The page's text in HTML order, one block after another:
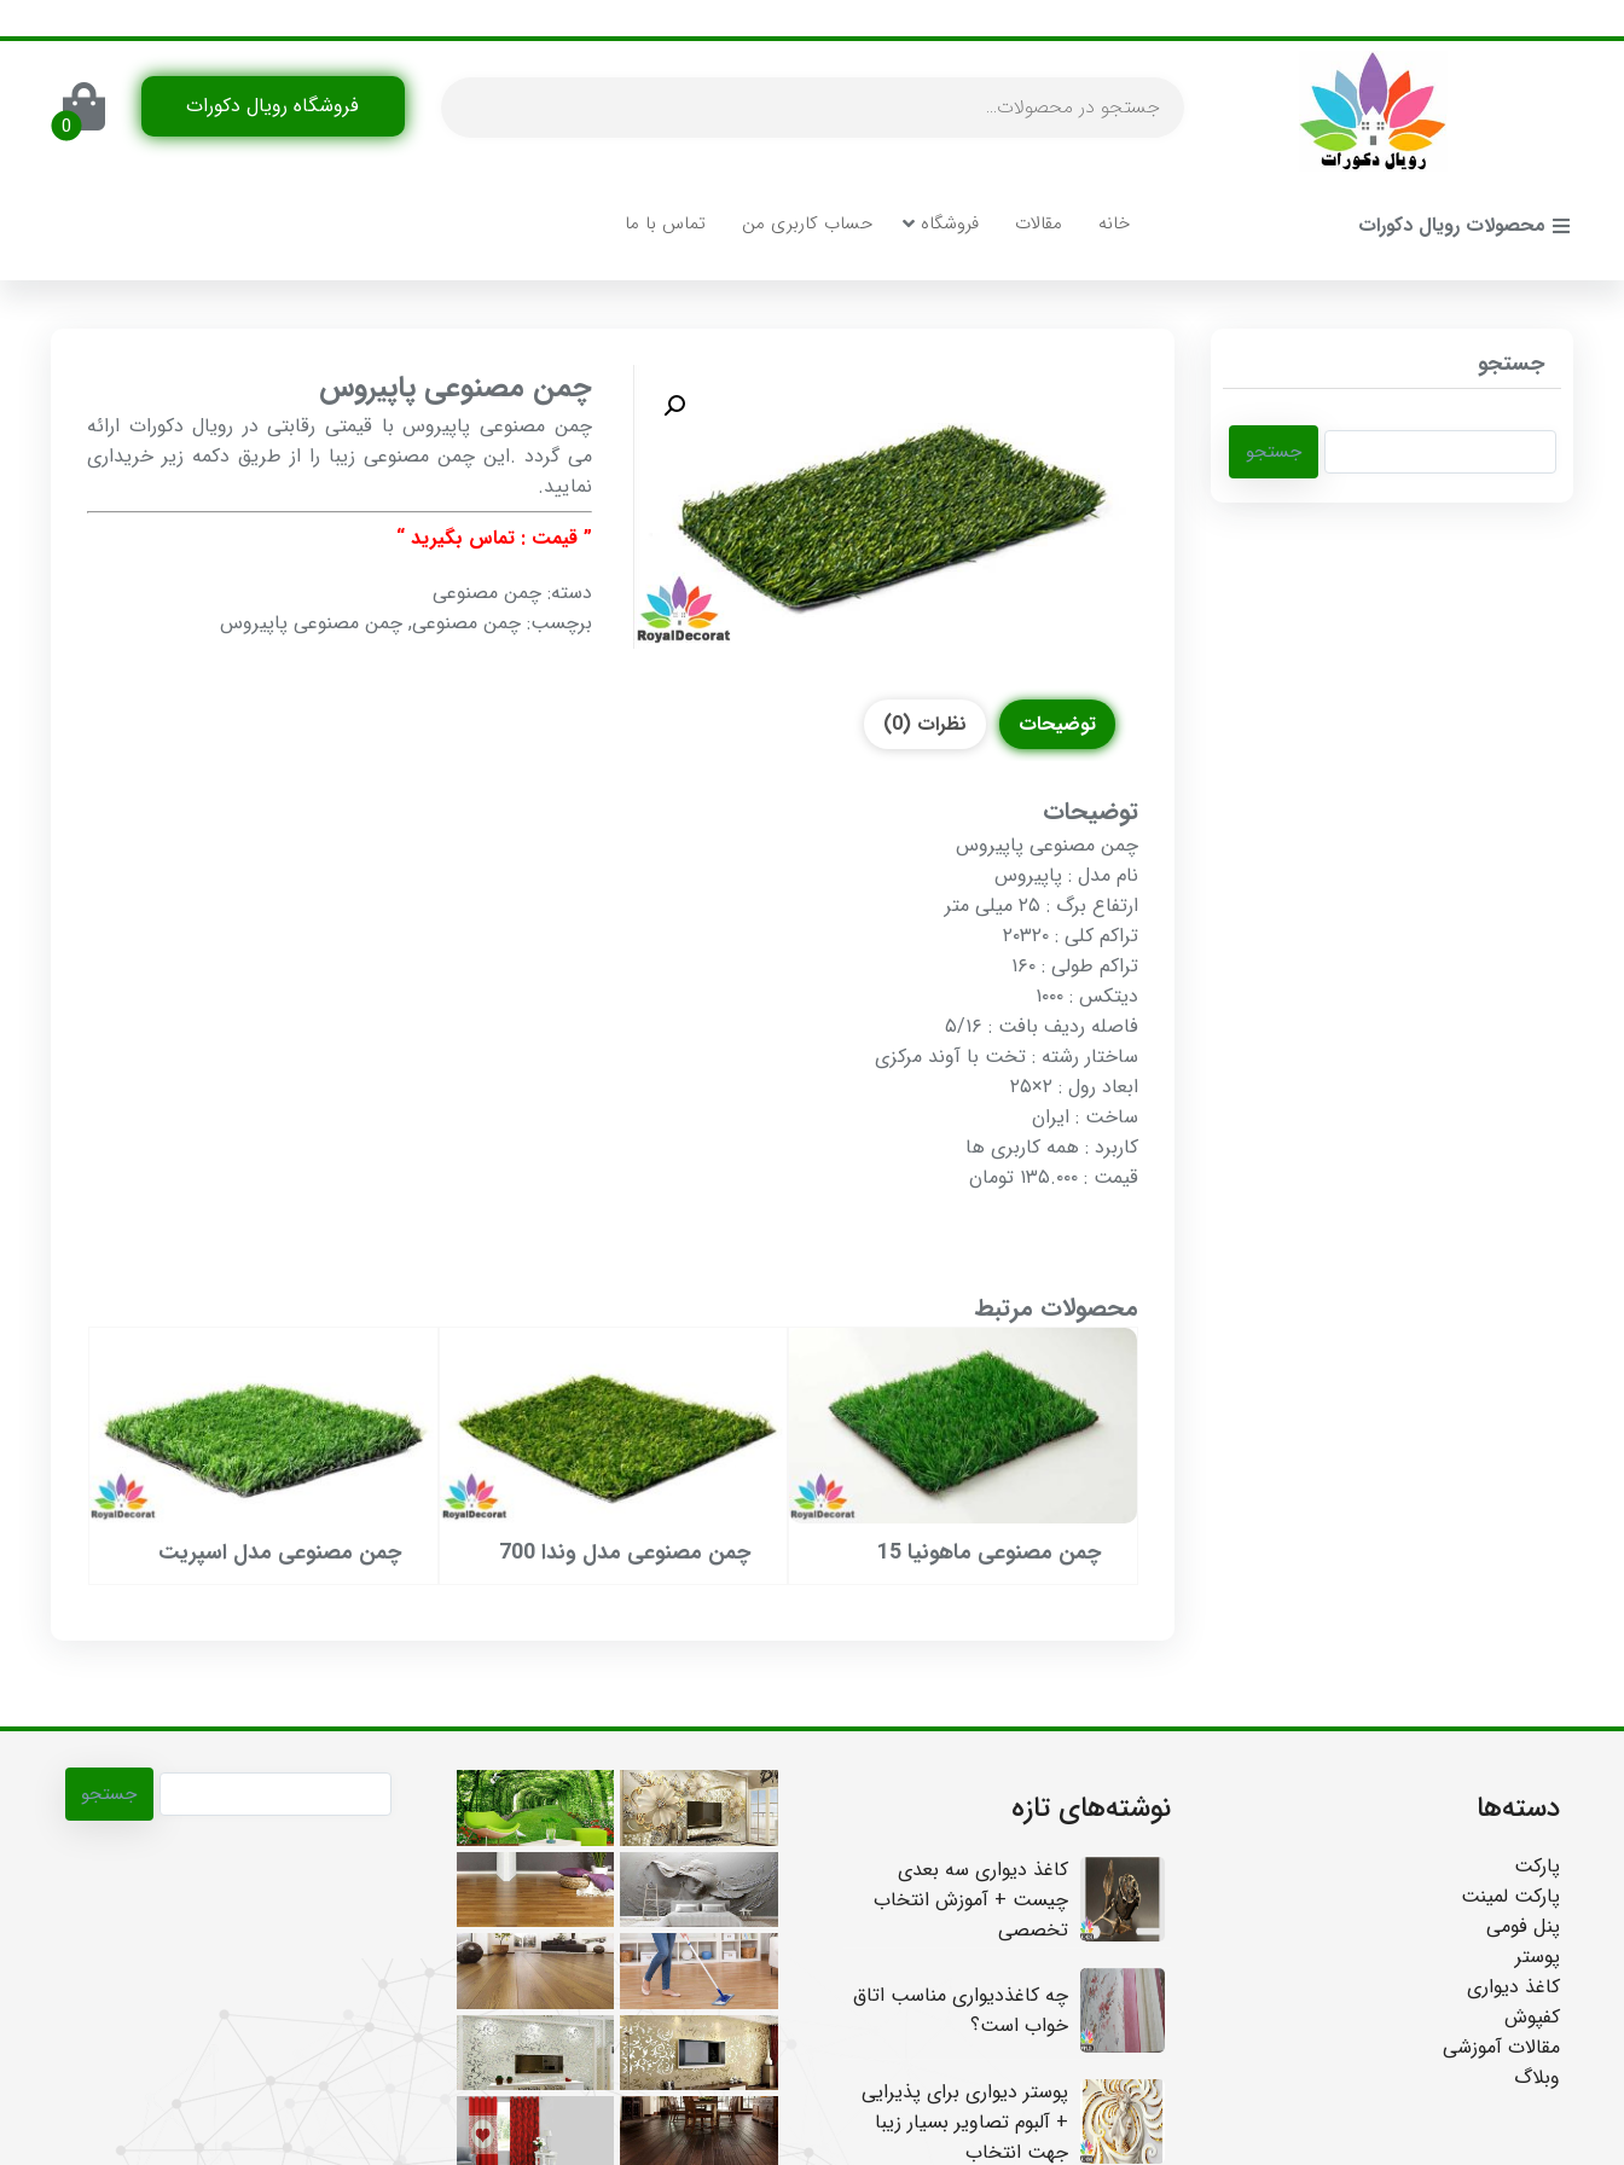
فروشگاه رویال دکورات
محصولات رویال دکورات خانه مقالات فروشگاه حساب کاربری من تماس با ما
جستجو
جستجو
برای:
چمن مصنوعی پاپیروس
چمن مصنوعی پاپیروس با قیمتی رقابتی در رویال دکورات ارائه
می گردد .این چمن مصنوعی زیبا را از طریق دکمه زیر خریداری
نمایید.
” قیمت : تماس بگیرید “
دسته:چمن مصنوعی
برچسب:چمن مصنوعی,چمن مصنوعی پاپیروس
توضیحات نظرات (0)
توضیحات
چمن مصنوعی پاپیروس
نام مدل : پاپیروس
ارتفاع برگ : ۲۵ میلی متر
تراکم کلی : ۲۰۳۲۰
تراکم طولی : ۱۶۰
دیتکس : ۱۰۰۰
فاصله ردیف بافت : ۵/۱۶
ساختار رشته : تخت با آوند مرکزی
ابعاد رول : ۲×۲۵
ساخت : ایران
کاربرد : همه کاربری ها
قیمت : ۱۳۵.۰۰۰ تومان
محصولات مرتبط
چمن مصنوعی ماهونیا 15 چمن مصنوعی مدل وندا 700 چمن مصنوعی مدل اسپریت
دسته‌ها
پارکت
پارکت لمینت
پنل فومی
پوستر
کاغذ دیواری
کفپوش
مقالات آموزشی
وبلاگ
نوشته‌های تازه
کاغذ دیواری سه بعدی
چیست + آموزش انتخاب
تخصصی
چه کاغذدیواری مناسب اتاق
خواب است؟
پوستر دیواری برای پذیرایی
+ آلبوم تصاویر بسیار زیبا
جهت انتخاب
جستجو
برای: